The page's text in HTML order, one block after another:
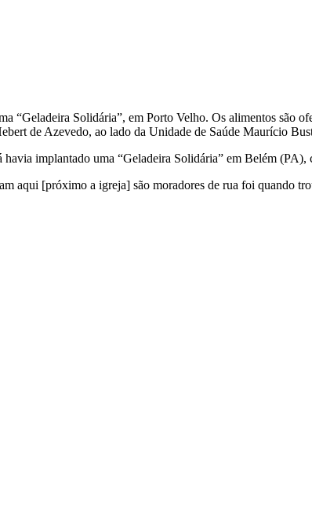
“Geladeira Solidária”, em Porto Velho. Os alimentos são
de Azevedo, ao lado da Unidade de Saúde Maurício
implantado uma “Geladeira Solidária” em Belém (PA),
aqui [próximo a igreja] são moradores de rua foi quando